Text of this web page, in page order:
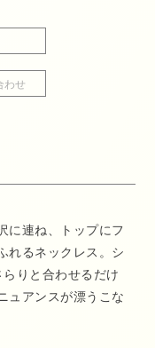
わせ
に連ね、トップにフ
れるネックレス。シ
りと合わせるだけ
ュアンスが漂うこな